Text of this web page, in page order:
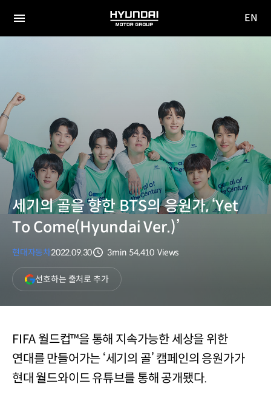
전체
HYUNDAI
MOTOR
EN
세기의 골을 향한 BTS의 응원가, ‘Yet
To Come(Hyundai Ver.)’
현대자동차2022.09.30
3min 54,410 Views
선호하는 출처로 추가(새
창
열림)
FIFA 월드컵™을 통해 지속가능한 세상을 위한
연대를 만들어가는 ‘세기의 골’ 캠페인의 응원가가
현대 월드와이드 유튜브를 통해 공개됐다.